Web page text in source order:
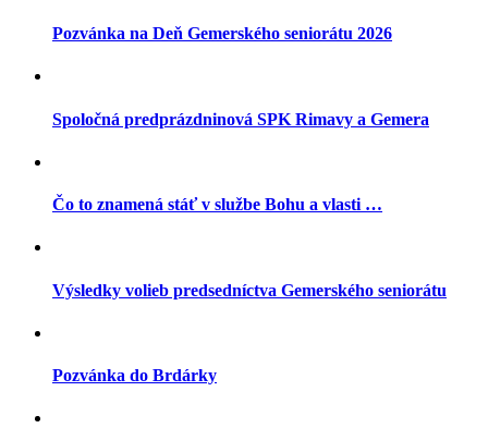
Pozvánka na Deň Gemerského seniorátu 2026
Spoločná predprázdninová SPK Rimavy a Gemera
Čo to znamená stáť v službe Bohu a vlasti …
Výsledky volieb predsedníctva Gemerského seniorátu
Pozvánka do Brdárky